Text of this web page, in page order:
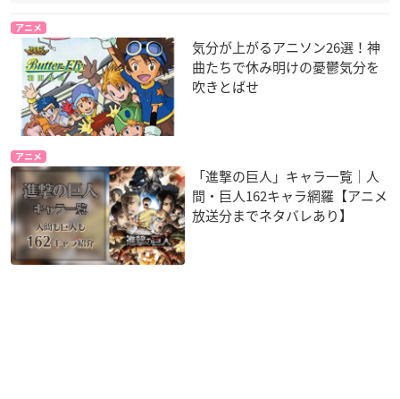
アニメ
気分が上がるアニソン26選！神
曲たちで休み明けの憂鬱気分を
吹きとばせ
アニメ
「進撃の巨人」キャラ一覧｜人
間・巨人162キャラ網羅【アニメ
放送分までネタバレあり】